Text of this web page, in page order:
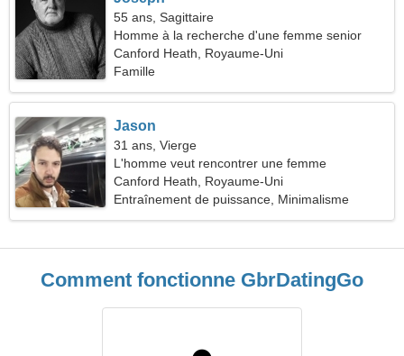
55 ans, Sagittaire
Homme à la recherche d'une femme senior
Canford Heath, Royaume-Uni
Famille
Jason
31 ans, Vierge
L'homme veut rencontrer une femme
Canford Heath, Royaume-Uni
Entraînement de puissance, Minimalisme
Comment fonctionne GbrDatingGo